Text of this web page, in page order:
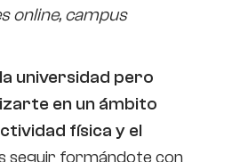
online, campus
universidad pero
en un ámbito
física y el
seguir formándote con